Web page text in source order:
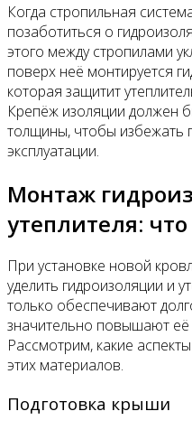
Когда стропильная
позаботиться о
этого между стропилами
поверх неё монтируется
которая защитит
Крепёж изоляции должен
толщины, чтобы избежать
эксплуатации.
Монтаж
утеплителя:
При установке новой
уделить гидроизоляции и
только обеспечивают
значительно повышают её
Рассмотрим, какие
этих материалов.
Подготовка крыши